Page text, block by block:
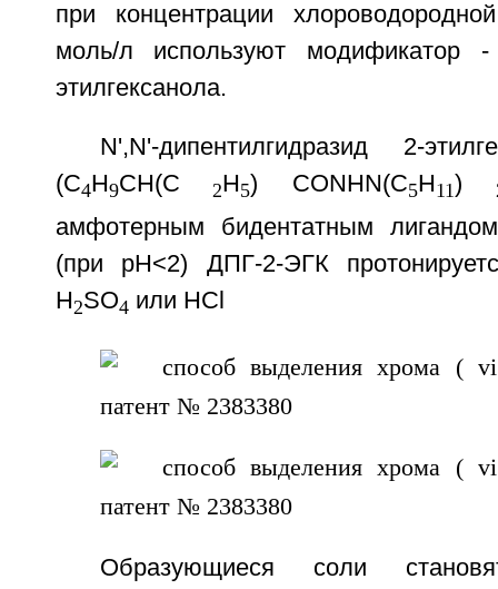
при концентрации
моль/л используют модификатор
этилгексанола.
N',N'-дипентилгидразид 2-
(С4Н9СН(С 2Н5) CONHN(C5H11)
амфотерным бидентатным
(при pH<2) ДПГ-2-ЭГК
H2SO4 или HCl
Образующиеся соли